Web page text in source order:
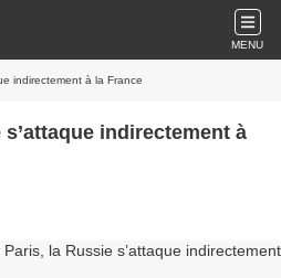
MENU
indirectement à la France
indirectement à